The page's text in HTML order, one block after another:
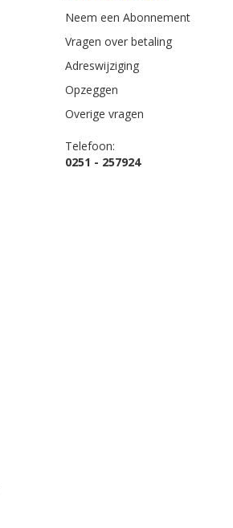
Neem een Abonnement
Vragen over betaling
Adreswijziging
Opzeggen
Overige vragen
Telefoon:
0251 - 257924